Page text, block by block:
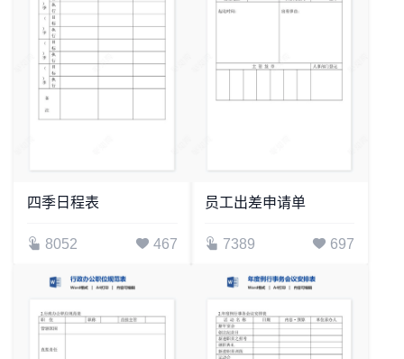
四季日程表
8052 467
员工出差申请单
7389 697